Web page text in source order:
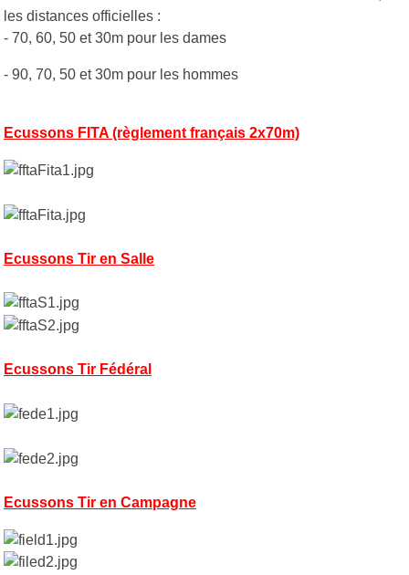
les distances officielles :
- 70, 60, 50 et 30m pour les dames
- 90, 70, 50 et 30m pour les hommes
Ecussons FITA (règlement français 2x70m)
Ecussons Tir en Salle
Ecussons Tir Fédéral
Ecussons Tir en Campagne